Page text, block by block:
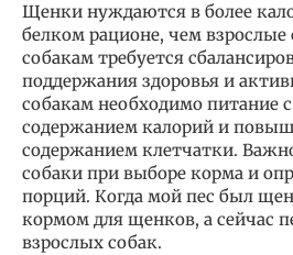
Щенки нуждаются в более
белком рационе, чем
собакам требуется
поддержания здоровья и
собакам необходимо питание
содержанием калорий и
содержанием клетчатки.
собаки при выборе корма и
порций. Когда мой пес был
кормом для щенков, а сейчас
взрослых собак.